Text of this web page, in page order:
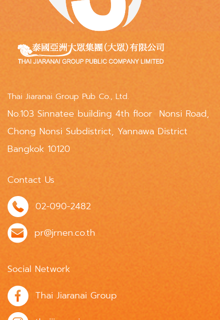
Thai Jiaranai Group Pub Co., Ltd.
No.103 Sinnatee building 4th floor Nonsi Road,
Chong Nonsi Subdistrict, Yannawa District
Bangkok 10120
Contact Us
02-090-2482
pr@jrnen.co.th
Social Network
Thai Jiaranai Group